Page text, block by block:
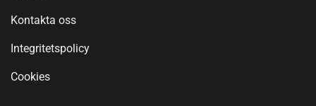
Kontakta oss
Integritetspolicy
Cookies